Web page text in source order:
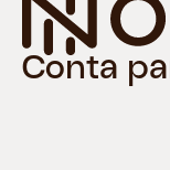
Conta